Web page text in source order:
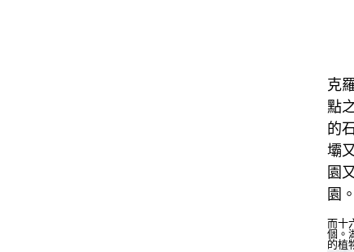
克
點
的
壩
園
園。
而十
個。
的植